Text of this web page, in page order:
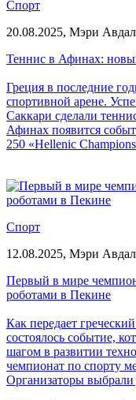
Спорт
20.08.2025, Мэри
Теннис в Афинах:
Греция в последние
спортивной арене.
Саккари сделали
Афинах появится
250 «Hellenic
Спорт
12.08.2025, Мэри
Первый в мире
роботами в Пекине
Как передает
состоялось событие,
шагом в развитии
чемпионат по спорту
Организаторы выбрали